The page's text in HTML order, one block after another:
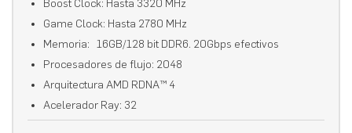
Boost Clock: Hasta 3320 MHz
Game Clock: Hasta 2780 MHz
Memoria: 16GB/128 bit DDR6. 20Gbps efectivos
Procesadores de flujo: 2048
Arquitectura AMD RDNA™ 4
Acelerador Ray: 32